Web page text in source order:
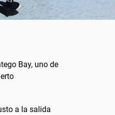
Bay, uno de
a la salida